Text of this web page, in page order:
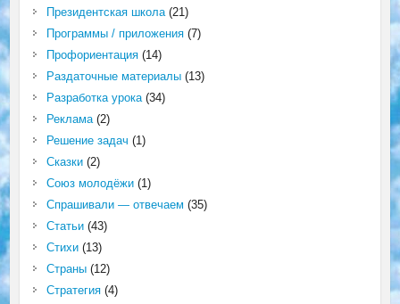
Президентская школа(21)
Программы / приложения(7)
Профориентация(14)
Раздаточные материалы(13)
Разработка урока(34)
Реклама(2)
Решение задач (1)
Сказки(2)
Союз молодёжи(1)
Спрашивали — отвечаем (35)
Статьи(43)
Стихи(13)
Страны(12)
Стратегия(4)